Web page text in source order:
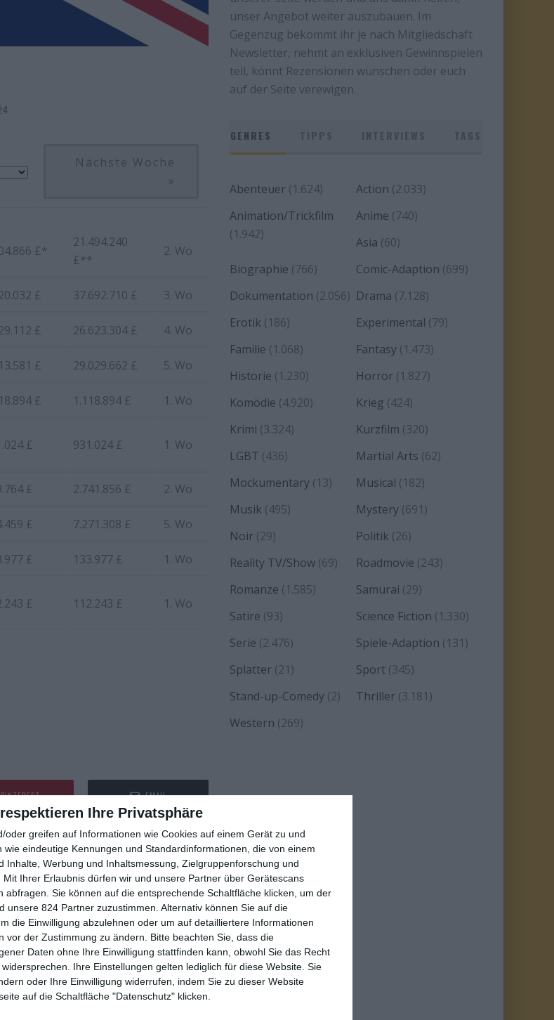
Ihre Privatsphäre
greifen auf Informationen wie Cookies auf einem Gerät zu und
eindeutige Kennungen und Standardinformationen, die von einem
Inhalte, Werbung und Inhaltsmessung, Zielgruppenforschung und
Mit Ihrer Erlaubnis dürfen wir und unsere Partner über Gerätescans
abfragen. Sie können auf die entsprechende Schaltfläche klicken, um der
unsere 824 Partner zuzustimmen. Alternativ können Sie auf die
die Einwilligung abzulehnen oder um auf detailliertere Informationen
vor der Zustimmung zu ändern.
Bitte beachten Sie, dass die
Daten ohne Ihre Einwilligung stattfinden kann, obwohl Sie das Recht
Ihre Einstellungen gelten lediglich für diese Website. Sie
oder Ihre Einwilligung widerrufen, indem Sie zu dieser Website
auf die Schaltfläche "Datenschutz" klicken.
Nächste Woche
»
£*
21.494.240
£**
2. Wo
£ 37.692.710 £ 3. Wo
£ 26.623.304 £ 4. Wo
£ 29.029.662 £ 5. Wo
£ 1.118.894 £ 1. Wo
£ 931.024 £ 1. Wo
£ 2.741.856 £ 2. Wo
£ 7.271.308 £ 5. Wo
£ 133.977 £ 1. Wo
£ 112.243 £ 1. Wo
PINTEREST EMAIL
SÜDKOREA (31. JULI – 2. AUGUST
unser Angebot weiter auszubauen. Im
Gegenzug bekommt ihr je nach Mitgliedschaft
Newsletter, nehmt an exklusiven Gewinnspielen
teil, könnt Rezensionen wünschen oder euch
auf der Seite verewigen.
GENRES
Abenteuer (1.624) Action (2.033)
Animation/Trickfilm
(1.942)
Anime (740)
Asia (60)
Biographie (766) Comic-Adaption (699)
Dokumentation (2.056) Drama (7.128)
Erotik (186) Experimental (79)
Familie (1.068) Fantasy(1.473)
Historie (1.230) Horror(1.827)
Komödie (4.920) Krieg (424)
Krimi (3.324) Kurzfilm (320)
LGBT (436) Martial Arts (62)
Mockumentary (13) Musical (182)
Musik (495) Mystery(691)
Noir (29) Politik (26)
Reality TV/Show (69) Roadmovie (243)
Romanze (1.585) Samurai (29)
Satire (93) Science Fiction (1.330)
Serie (2.476) Spiele-Adaption (131)
Splatter (21) Sport(345)
Stand-up-Comedy (2) Thriller(3.181)
Western (269)